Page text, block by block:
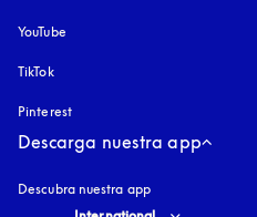
YouTube
TikTok
Pinterest
Descarga nuestra app
Descubra nuestra app